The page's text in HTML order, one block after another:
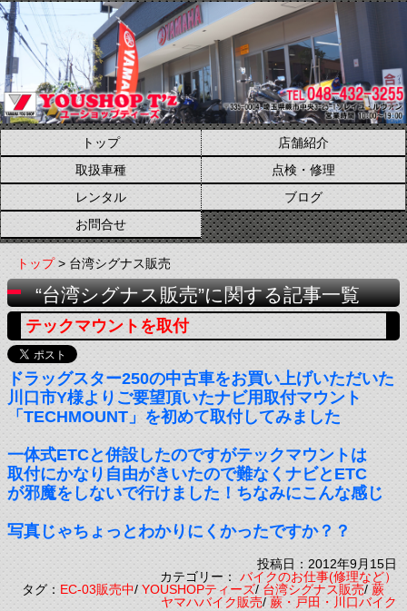
トップ
店舗紹介
取扱車種
点検・修理
レンタル
ブログ
お問合せ
トップ> 台湾シグナス販売
“台湾シグナス販売”に関する記事一覧
テックマウントを取付
ドラッグスター250の中古車をお買い上げいただいた
川口市Y様よりご要望頂いたナビ用取付マウント
「TECHMOUNT」を初めて取付してみました
一体式ETCと併設したのですがテックマウントは
取付にかなり自由がきいたので難なくナビとETC
が邪魔をしないで行けました！ちなみにこんな感じ
写真じゃちょっとわかりにくかったですか？？
投稿日：2012年9月15日
カテゴリー：バイクのお仕事(修理など）
タグ：EC-03販売中/YOUSHOPティーズ/台湾シグナス販売/蕨
ヤマハバイク販売/蕨・戸田・川口バイク